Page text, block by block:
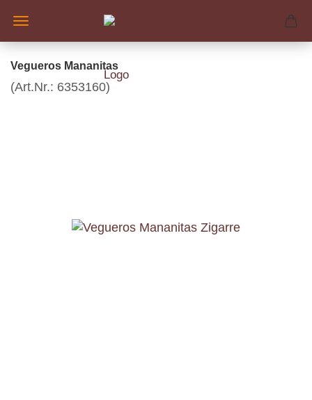
Vegueros Mananitas
(Art.Nr.: 6353160)